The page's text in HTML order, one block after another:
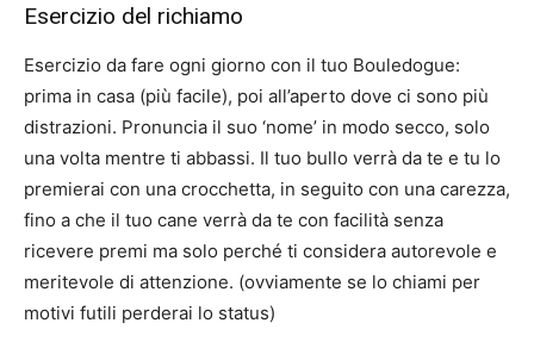
Esercizio del richiamo
Esercizio da fare ogni giorno con il tuo Bouledogue:
prima in casa (più facile), poi all’aperto dove ci sono più
distrazioni. Pronuncia il suo ‘nome’ in modo secco, solo
una volta mentre ti abbassi. Il tuo bullo verrà da te e tu lo
premierai con una crocchetta, in seguito con una carezza,
fino a che il tuo cane verrà da te con facilità senza
ricevere premi ma solo perché ti considera autorevole e
meritevole di attenzione. (ovviamente se lo chiami per
motivi futili perderai lo status)